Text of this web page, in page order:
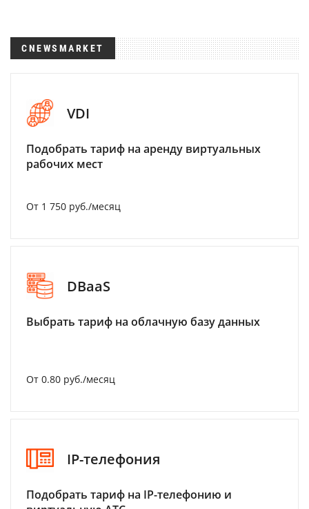
CNEWSMARKET
VDI
Подобрать тариф на аренду виртуальных
рабочих мест
От 1 750 руб./месяц
DBaaS
Выбрать тариф на облачную базу данных
От 0.80 руб./месяц
IP-телефония
Подобрать тариф на IP-телефонию и